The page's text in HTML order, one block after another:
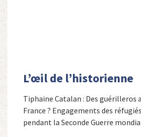
L’œil de l’historienne
Tiphaine Catalan : Des guérilleros
France ? Engagements des
pendant la Seconde Guerre